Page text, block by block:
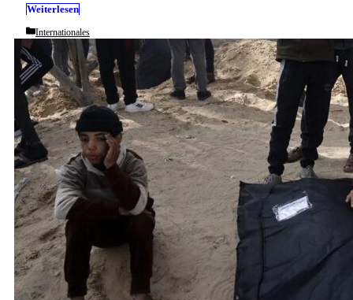
Weiterlesen
Categories
Internationales